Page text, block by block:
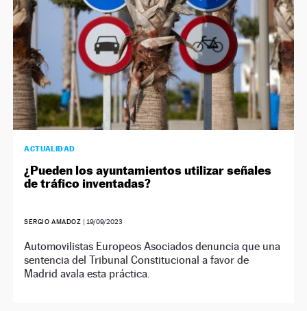
ACTUALIDAD
¿Pueden los ayuntamientos utilizar señales
de tráfico inventadas?
SERGIO AMADOZ | 19/09/2023
Automovilistas Europeos Asociados denuncia que una
sentencia del Tribunal Constitucional a favor de
Madrid avala esta práctica.